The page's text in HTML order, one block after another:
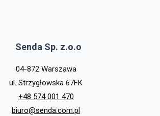
Senda Sp. z.o.o
04-872 Warszawa
ul. Strzygłowska 67FK
+48 574 001 470
biuro@senda.com.pl